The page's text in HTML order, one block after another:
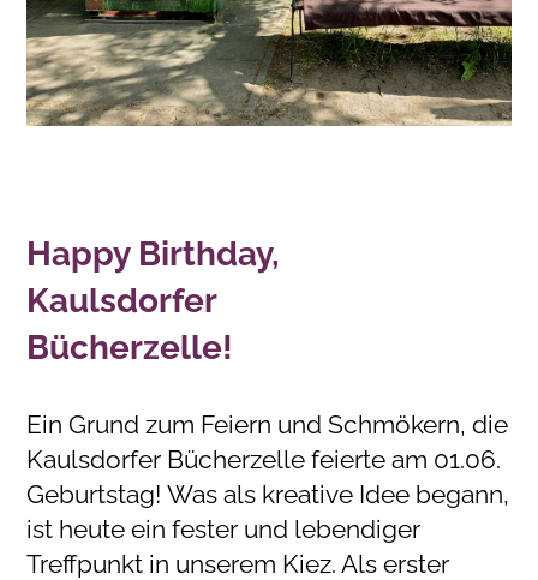
Happy Birthday,
Kaulsdorfer
Bücherzelle!
Ein Grund zum Feiern und Schmökern, die
Kaulsdorfer Bücherzelle feierte am 01.06.
Geburtstag! Was als kreative Idee begann,
ist heute ein fester und lebendiger
Treffpunkt in unserem Kiez. Als erster